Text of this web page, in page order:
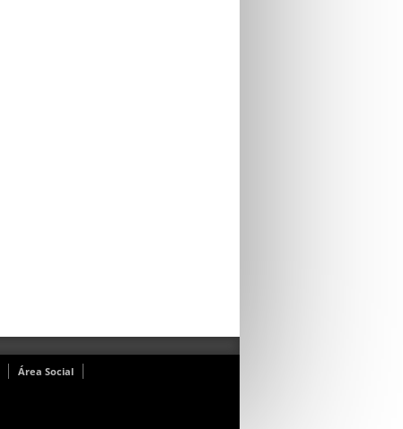
Área Social